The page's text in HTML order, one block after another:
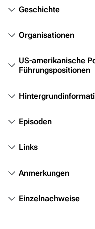
Völker
Orte
Objekte
Zeitleiste
Hilfe
Geschichte
Organisationen
US-amerikanische
Führungspositionen
Episoden
Links
Anmerkungen
Einzelnachweise